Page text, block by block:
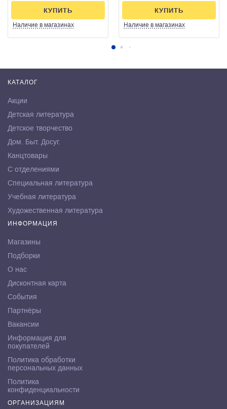
Наличие в магазинах
КУПИТЬ
Наличие в магазинах
КУПИТЬ
КАТАЛОГ
Акции
Детская литература
Детское творчество
Дом. Быт. Досуг.
Канцтовары
С отделениями
Специальная литература
Учебная литература
Художественная литература
ИНФОРМАЦИЯ
Магазины
Подборки
О нас
Дисконтная карта
События
Партнёры
Вакансии
Информация для
покупателей
Политика обработки
персональных данных
Политика
конфиденциальности
ОРГАНИЗАЦИЯМ